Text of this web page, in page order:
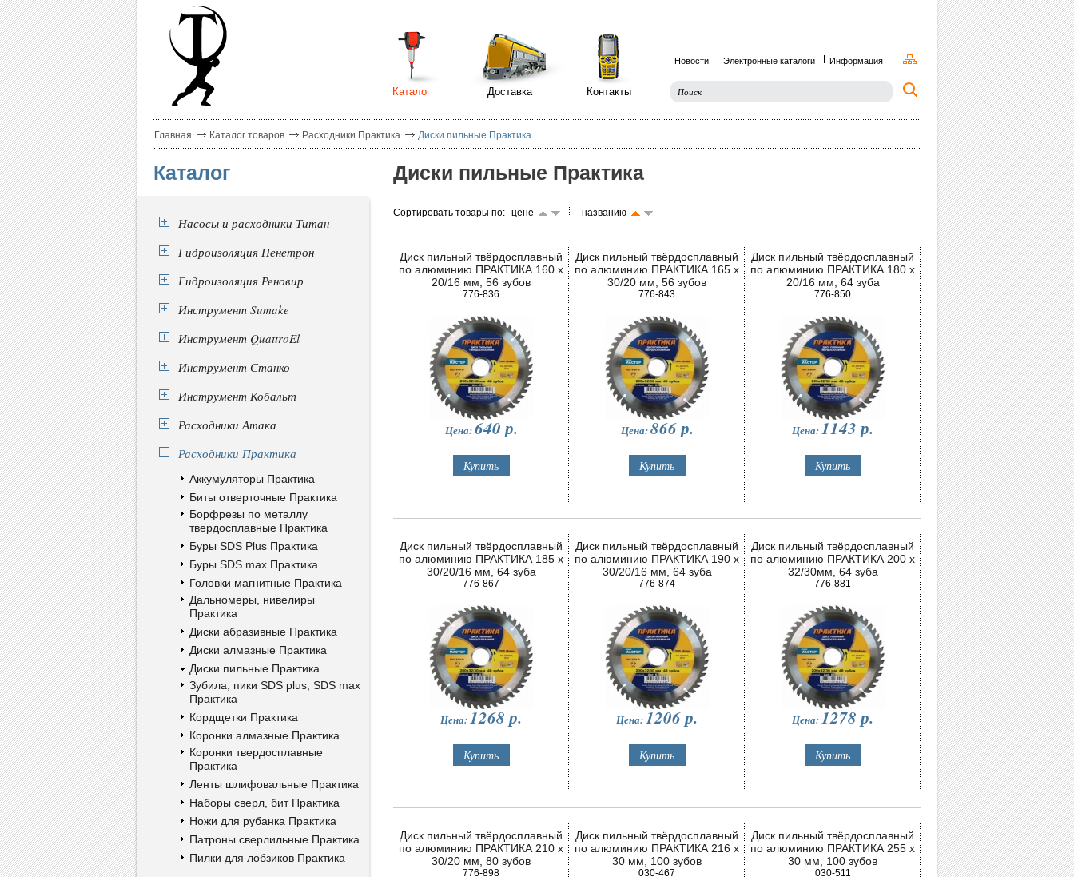
Каталог Доставка Контакты
Новости Электронные каталоги Информация
Главная Каталог товаров Расходники Практика Диски пильные Практика
Каталог
Насосы и расходники Титан
Гидроизоляция Пенетрон
Гидроизоляция Реновир
Инструмент Sumake
Инструмент QuattroEl
Инструмент Станко
Инструмент Кобальт
Расходники Атака
Расходники Практика
Аккумуляторы Практика
Биты отверточные Практика
Борфрезы по металлу
твердосплавные Практика
Буры SDS Plus Практика
Буры SDS max Практика
Головки магнитные Практика
Дальномеры, нивелиры
Практика
Диски абразивные Практика
Диски алмазные Практика
Диски пильные Практика
Зубила, пики SDS plus, SDS max
Практика
Кордщетки Практика
Коронки алмазные Практика
Коронки твердосплавные
Практика
Ленты шлифовальные Практика
Наборы сверл, бит Практика
Ножи для рубанка Практика
Патроны сверлильные Практика
Пилки для лобзиков Практика
Диски пильные Практика
Сортировать товары по: цене названию
Диск пильный твёрдосплавный
по алюминию ПРАКТИКА 160 х
20/16 мм, 56 зубов
776-836
Цена:640 р.
Диск пильный твёрдосплавный
по алюминию ПРАКТИКА 165 х
30/20 мм, 56 зубов
776-843
Цена:866р.
Диск пильный твёрдосплавный
по алюминию ПРАКТИКА 180 х
20/16 мм, 64 зуба
776-850
Цена:1143 р.
Диск пильный твёрдосплавный
по алюминию ПРАКТИКА 185 х
30/20/16 мм, 64 зуба
776-867
Цена:1268 р.
Диск пильный твёрдосплавный
по алюминию ПРАКТИКА 190 х
30/20/16 мм, 64 зуба
776-874
Цена:1206р.
Диск пильный твёрдосплавный
по алюминию ПРАКТИКА 200 х
32/30мм, 64 зуба
776-881
Цена:1278 р.
Диск пильный твёрдосплавный
по алюминию ПРАКТИКА 210 х
30/20 мм, 80 зубов
776-898
Диск пильный твёрдосплавный
по алюминию ПРАКТИКА 216 х
30 мм, 100 зубов
030-467
Диск пильный твёрдосплавный
по алюминию ПРАКТИКА 255 х
30 мм, 100 зубов
030-511